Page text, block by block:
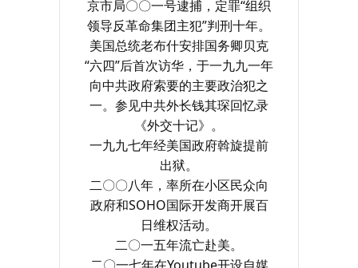
京市局〇〇一号逮捕，定罪“组织
领导反革命集团主犯”判刑十年。
美国总统老布什安排国务卿贝克
“六四”后首次访华，于一九九一年
向中共政府索要的主要政治犯之
一。参见中共外长钱其琛回忆录
《外交十记》。
一九九七年经美国政府斡旋提前
出狱。
二〇〇八年，率所在小区民众向
政府和SOHO国际开发商开展百
日维权活动。
二〇一五年流亡赴美。